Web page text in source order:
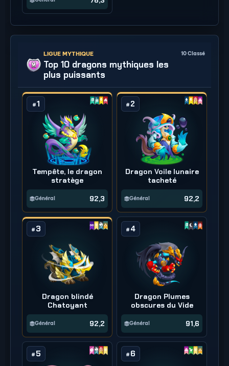
LIGUE MYTHIQUE
Top 10 dragons mythiques les
plus puissants
10Classé
#1
Tempête, le dragon
stratège
Général 92,3
# 2
Dragon Voile lunaire
tacheté
Général 92,2
# 3
Dragon blindé
Chatoyant
Général 92,2
# 4
Dragon Plumes
obscures du Vide
Général 91,6
# 5 # 6